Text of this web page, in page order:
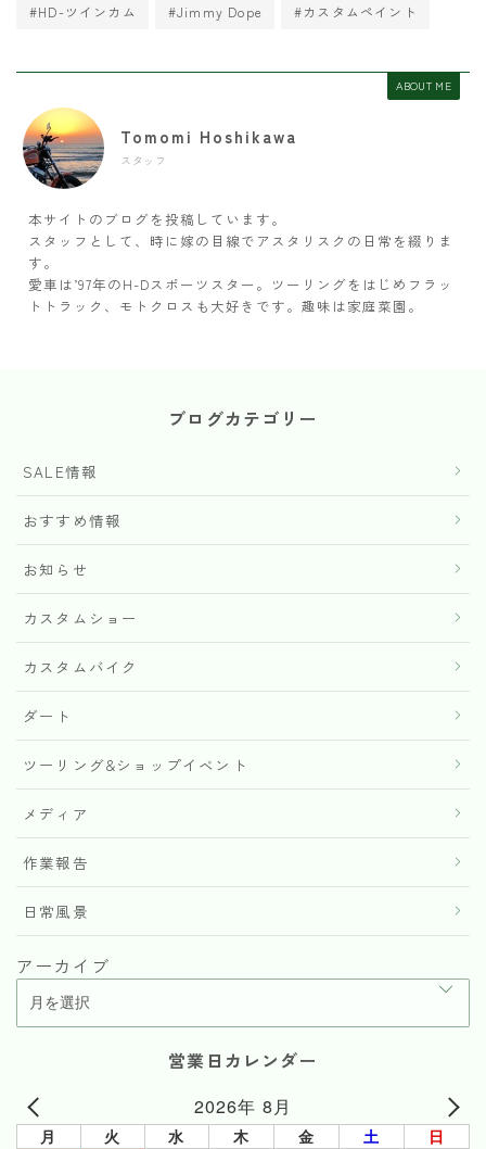
#HD-ツインカム #Jimmy Dope #カスタムペイント
ABOUT ME
Tomomi Hoshikawa
スタッフ
本サイトのブログを投稿しています。
スタッフとして、時に嫁の目線でアスタリスクの日常を綴りま
す。
愛車は’97年のH-Dスポーツスター。ツーリングをはじめフラッ
トトラック、モトクロスも大好きです。趣味は家庭菜園。
ブログカテゴリー
SALE情報
おすすめ情報
お知らせ
カスタムショー
カスタムバイク
ダート
ツーリング&ショップイベント
メディア
作業報告
日常風景
アーカイブ
営業日カレンダー
2026年 8月
月 火 水 木 金 土 日